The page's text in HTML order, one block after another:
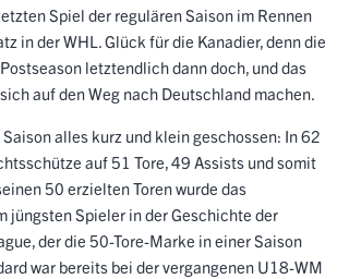
Spiel der regulären Saison im Rennen
in der WHL. Glück für die Kanadier, denn die
letztendlich dann doch, und das
auf den Weg nach Deutschland machen.
alles kurz und klein geschossen: In 62
auf 51 Tore, 49 Assists und somit
50 erzielten Toren wurde das
jüngsten Spieler in der Geschichte der
der die 50-Tore-Marke in einer Saison
war bereits bei der vergangenen U18-WM